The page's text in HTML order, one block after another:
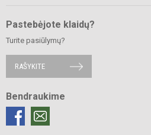
Pastebėjote klaidų?
Turite pasiūlymų?
RAŠYKITE
Bendraukime